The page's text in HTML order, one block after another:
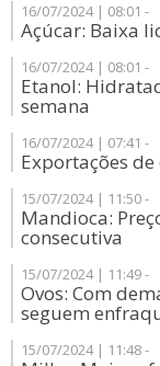
16/07/2024 | 08:01 -
Açúcar: Baixa
16/07/2024 | 08:01 -
Etanol:
semana
16/07/2024 | 07:41 -
Exportações
15/07/2024 | 11:50 -
Mandioca:
consecutiva
15/07/2024 | 11:49 -
Ovos: Com
seguem
15/07/2024 | 11:48 -